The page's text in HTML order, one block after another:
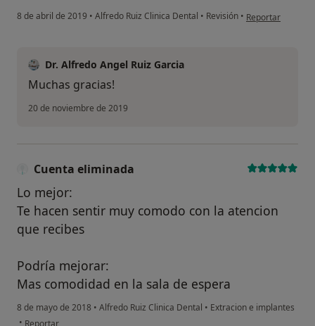
8 de abril de 2019 • Alfredo Ruiz Clinica Dental • Revisión • en opinión del
Reportar
Dr. Alfredo Angel Ruiz Garcia
Muchas gracias!
20 de noviembre de 2019
Cuenta eliminada
Lo mejor:
Te hacen sentir muy comodo con la atencion
que recibes
Podría mejorar:
Mas comodidad en la sala de espera
8 de mayo de 2018 • Alfredo Ruiz Clinica Dental • Extracion e implantes
• en opinión del usuario Cuenta eliminada